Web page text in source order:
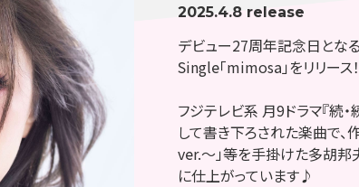
2025.4.8 release
デビュー27周年記念日とな
Single「mimosa」をリリース！
フジテレビ系 月9ドラマ『続
して書き下ろされた楽曲で
ver.～」等を手掛けた多胡邦
に仕上がっています♪